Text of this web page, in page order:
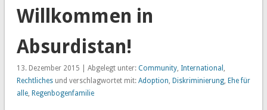
Willkommen in
Absurdistan!
13. Dezember 2015 | Abgelegt unter: Community, International
Rechtlichesund verschlagwortet mit: Adoption Diskriminierung, Ehe für
alle, Regenbogenfamilie